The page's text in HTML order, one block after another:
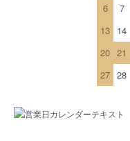
6
7
13 14
20 21
27 28